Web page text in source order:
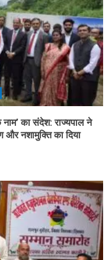
नाम’ का संदेश: राज्यपाल ने
और नशामुक्ति का दिया